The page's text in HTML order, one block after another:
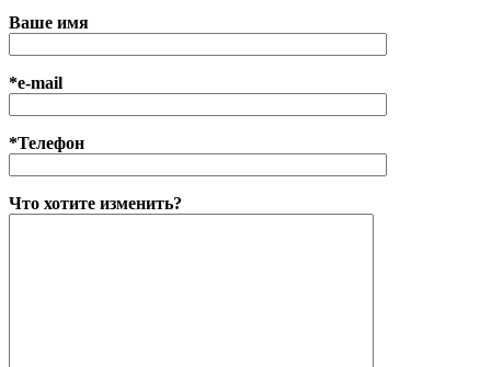
Ваше имя
*e-mail
*Телефон
Что хотите изменить?